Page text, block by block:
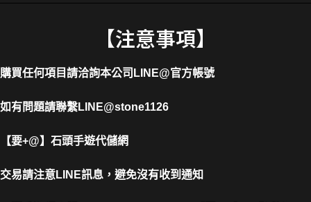
【注意事項】
購買任何項目請洽詢本公司 LINE@官方帳號
如有問題請聯繫LINE@stone1126
【要+@】 石頭手遊代儲網
交易請注意LINE訊息，避免沒有收到通知